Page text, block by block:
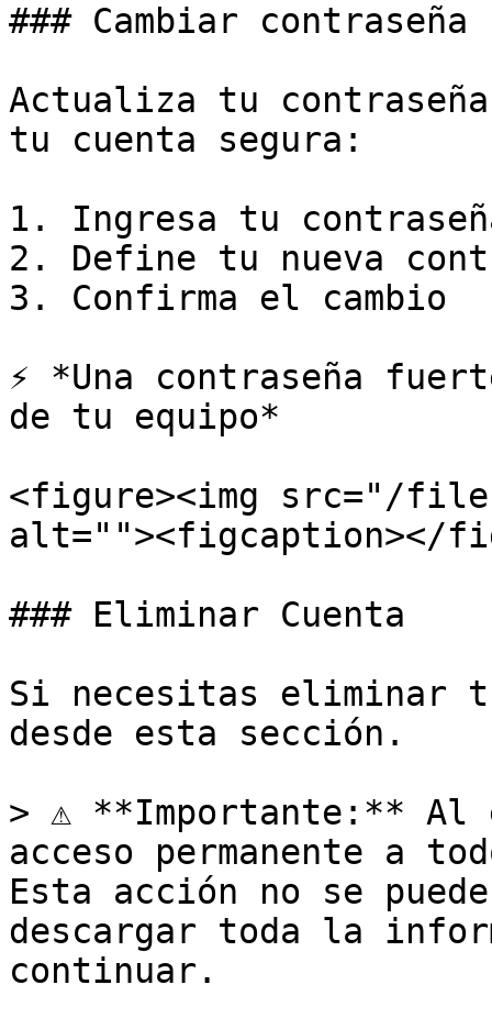
### Cambiar contraseña
Actualiza tu
tu cuenta segura:
1. Ingresa tu
2. Define tu nueva
3. Confirma el cambio
⚡ *Una contraseña
de tu equipo*
<figure><img src="/files/
alt=""><figcaption></
### Eliminar Cuenta
Si necesitas eliminar
desde esta sección.
> ⚠️ **Importante:** Al
acceso permanente a
Esta acción no se
descargar toda la
continuar.